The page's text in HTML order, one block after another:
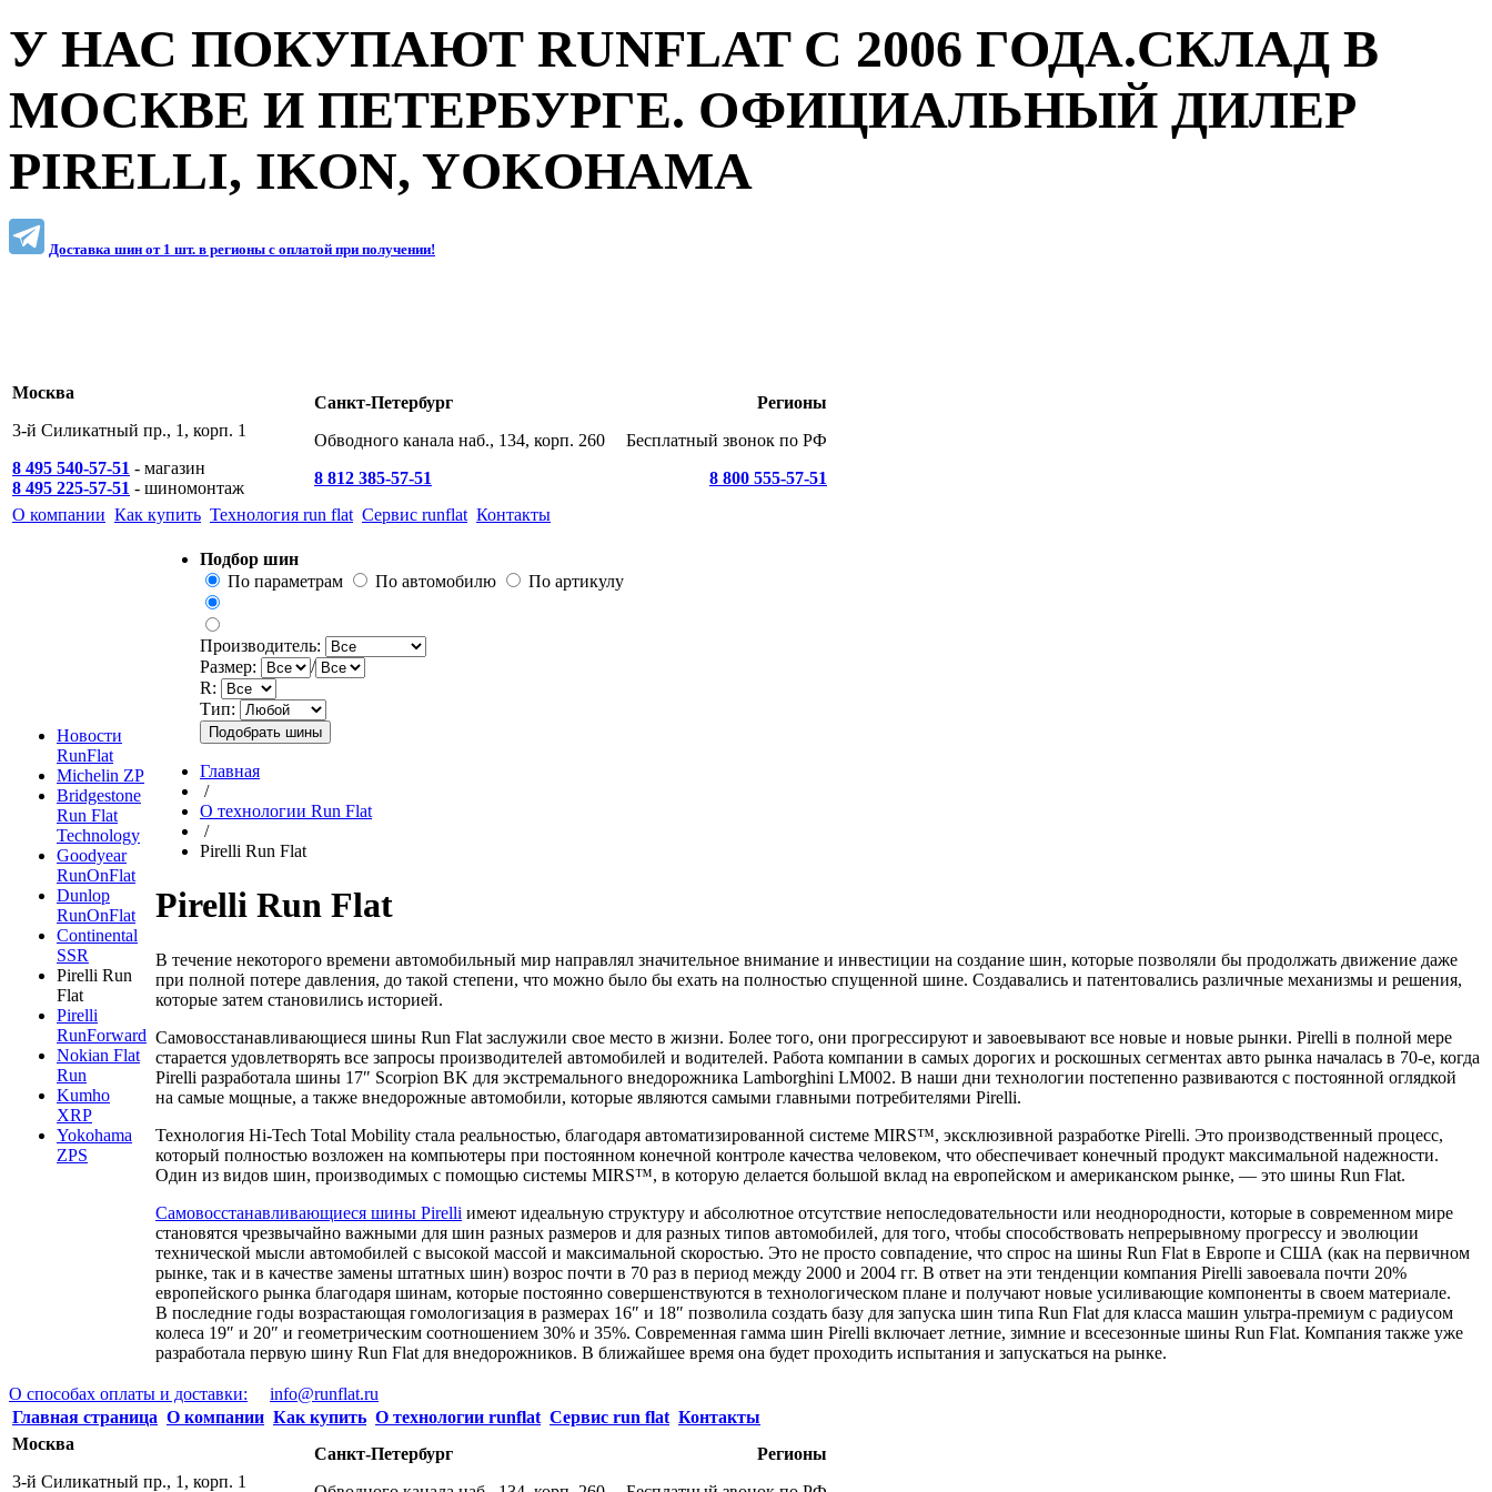
У НАС ПОКУПАЮТ RUNFLAT С 2006 ГОДА.СКЛАД В
МОСКВЕ И ПЕТЕРБУРГЕ. ОФИЦИАЛЬНЫЙ ДИЛЕР
PIRELLI, IKON, YOKOHAMA
Доставка шин от 1 шт. в регионы c оплатой при получении!
Москва
3-й Силикатный пр., 1, корп. 1
8 495 540-57-51 - магазин
8 495 225-57-51 - шиномонтаж
Санкт-Петербург
Обводного канала наб., 134, корп. 260
8 812 385-57-51
Регионы
Бесплатный звонок по РФ
8 800 555-57-51
О компании Как купить Технология run flat Сервис runflat Контакты
Новости
RunFlat
Michelin ZP
Bridgestone
Run Flat
Technology
Goodyear
RunOnFlat
Dunlop
RunOnFlat
Continental
SSR
Pirelli Run
Flat
Pirelli
RunForward
Nokian Flat
Run
Kumho
XRP
Yokohama
ZPS
Подбор шин
По параметрам
По автомобилю По артикулу
Производитель:
Размер:
/
R:
Тип:
Главная
/
О технологии Run Flat
/
Pirelli Run Flat
Pirelli Run Flat
В течение некоторого времени автомобильный мир направлял значительное внимание и инвестиции на создание шин, которые позволяли бы продолжать движение даже
при полной потере давления, до такой степени, что можно было бы ехать на полностью спущенной шине. Создавались и патентовались различные механизмы и решения,
которые затем становились историей.
Самовосстанавливающиеся шины Run Flat заслужили свое место в жизни. Более того, они прогрессируют и завоевывают все новые и новые рынки. Pirelli в полной мере
старается удовлетворять все запросы производителей автомобилей и водителей. Работа компании в самых дорогих и роскошных сегментах авто рынка началась в 70-е, когда
Pirelli разработала шины 17″ Scorpion BK для экстремального внедорожника Lamborghini LM002. В наши дни технологии постепенно развиваются с постоянной оглядкой
на самые мощные, а также внедорожные автомобили, которые являются самыми главными потребителями Pirelli.
Технология Hi-Tech Total Mobility стала реальностью, благодаря автоматизированной системе MIRS™, эксклюзивной разработке Pirelli. Это производственный процесс,
который полностью возложен на компьютеры при постоянном конечной контроле качества человеком, что обеспечивает конечный продукт максимальной надежности.
Один из видов шин, производимых с помощью системы MIRS™, в которую делается большой вклад на европейском и американском рынке, — это шины Run Flat.
Самовосстанавливающиеся шины Pirelli имеют идеальную структуру и абсолютное отсутствие непоследовательности или неоднородности, которые в современном мире
становятся чрезвычайно важными для шин разных размеров и для разных типов автомобилей, для того, чтобы способствовать непрерывному прогрессу и эволюции
технической мысли автомобилей с высокой массой и максимальной скоростью. Это не просто совпадение, что спрос на шины Run Flat в Европе и США (как на первичном
рынке, так и в качестве замены штатных шин) возрос почти в 70 раз в период между 2000 и 2004 гг. В ответ на эти тенденции компания Pirelli завоевала почти 20%
европейского рынка благодаря шинам, которые постоянно совершенствуются в технологическом плане и получают новые усиливающие компоненты в своем материале.
В последние годы возрастающая гомологизация в размерах 16″ и 18″ позволила создать базу для запуска шин типа Run Flat для класса машин ультра-премиум с радиусом
колеса 19″ и 20″ и геометрическим соотношением 30% и 35%. Современная гамма шин Pirelli включает летние, зимние и всесезонные шины Run Flat. Компания также уже
разработала первую шину Run Flat для внедорожников. В ближайшее время она будет проходить испытания и запускаться на рынке.
О способах оплаты и доставки:
info@runflat.ru
Главная страница О компании Как купить О технологии runflat Сервис run flat Контакты
Москва
3-й Силикатный пр., 1, корп. 1
Санкт-Петербург
Регионы